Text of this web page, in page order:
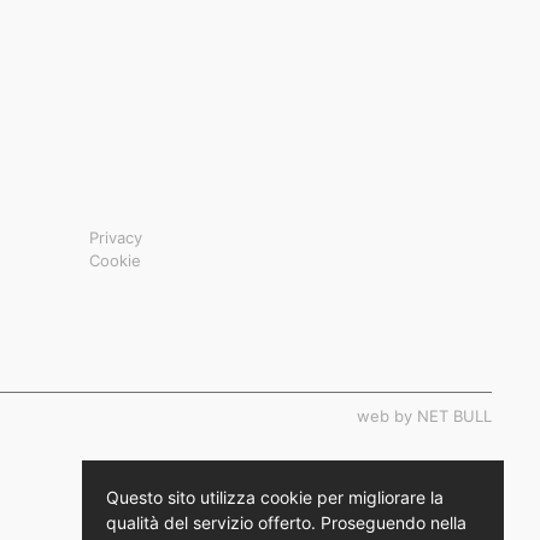
Privacy
Cookie
web by NET BULL
Questo sito utilizza cookie per migliorare la
qualità del servizio offerto. Proseguendo nella